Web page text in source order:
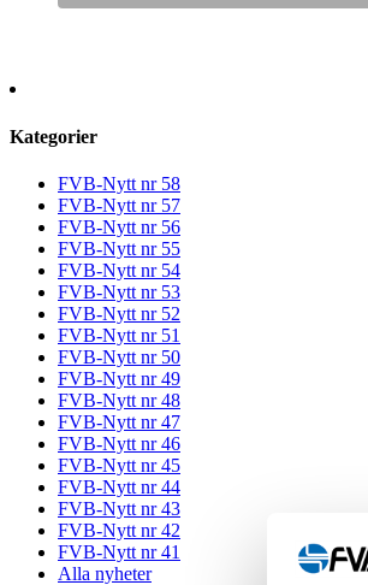
Kategorier
FVB-Nytt nr 58
FVB-Nytt nr 57
FVB-Nytt nr 56
FVB-Nytt nr 55
FVB-Nytt nr 54
FVB-Nytt nr 53
FVB-Nytt nr 52
FVB-Nytt nr 51
FVB-Nytt nr 50
FVB-Nytt nr 49
FVB-Nytt nr 48
FVB-Nytt nr 47
FVB-Nytt nr 46
FVB-Nytt nr 45
FVB-Nytt nr 44
FVB-Nytt nr 43
FVB-Nytt nr 42
FVB-Nytt nr 41
Alla nyheter